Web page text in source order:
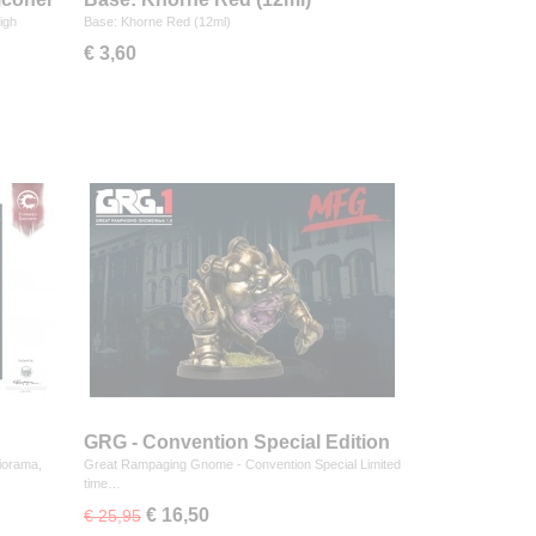
Base: Khorne Red (12ml)
€ 3,60
GRG - Convention Special Edition
Great Rampaging Gnome - Convention Special Limited
time…
€ 25,95 € 16,50